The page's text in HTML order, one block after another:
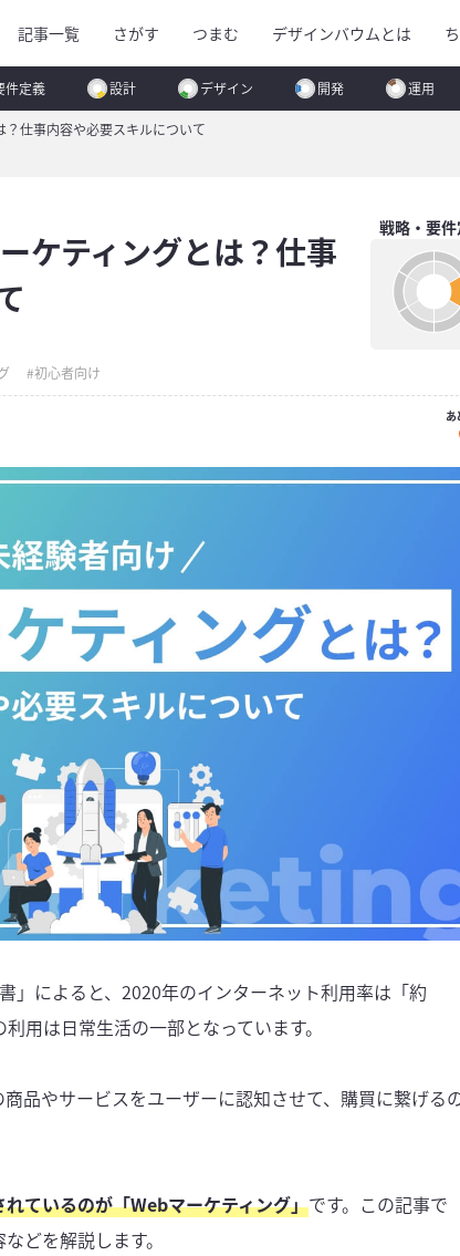
記事一覧 さがす つまむ デザインバウムとは
件定義 設計 デザイン 開発 運用
？仕事内容や必要スキルについて
ケティングとは？仕事
初心者向け
戦略・要
あ
」によると、2020年のインターネット利用率は「約
用は日常生活の一部となっています。
品やサービスをユーザーに認知させて、購買に繋げる
ているのが「Webマーケティング」です。この記事で
どを解説します。